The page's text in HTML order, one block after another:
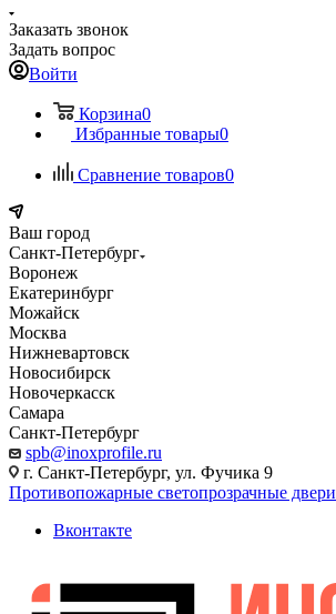
Заказать звонок
Задать вопрос
Войти
Корзина0
Избранные товары0
Сравнение товаров0
Ваш город
Санкт-Петербург
Воронеж
Екатеринбург
Можайск
Москва
Нижневартовск
Новосибирск
Новочеркасск
Самара
Санкт-Петербург
spb@inoxprofile.ru
г. Санкт-Петербург, ул. Фучика 9
Противопожарные светопрозрачные двери
Вконтакте